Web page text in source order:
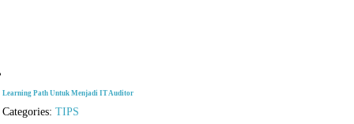
Learning Path Untuk Menjadi IT Auditor
Categories:TIPS